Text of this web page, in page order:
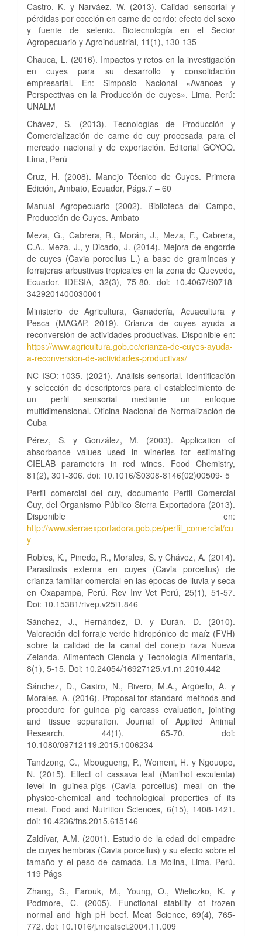
Castro, K. y Narváez, W. (2013). Calidad sensorial y
pérdidas por cocción en carne de cerdo: efecto del sexo
y fuente de selenio. Biotecnología en el Sector
Agropecuario y Agroindustrial, 11(1), 130-135
Chauca, L. (2016). Impactos y retos en la investigación
en cuyes para su desarrollo y consolidación
empresarial. En: Simposio Nacional «Avances y
Perspectivas en la Producción de cuyes». Lima. Perú:
UNALM
Chávez, S. (2013). Tecnologías de Producción y
Comercialización de carne de cuy procesada para el
mercado nacional y de exportación. Editorial GOYOQ.
Lima, Perú
Cruz, H. (2008). Manejo Técnico de Cuyes. Primera
Edición, Ambato, Ecuador, Págs.7 – 60
Manual Agropecuario (2002). Biblioteca del Campo,
Producción de Cuyes. Ambato
Meza, G., Cabrera, R., Morán, J., Meza, F., Cabrera,
C.A., Meza, J., y Dicado, J. (2014). Mejora de engorde
de cuyes (Cavia porcellus L.) a base de gramíneas y
forrajeras arbustivas tropicales en la zona de Quevedo,
Ecuador. IDESIA, 32(3), 75-80. doi: 10.4067/S0718-
3429201400030001
Ministerio de Agricultura, Ganadería, Acuacultura y
Pesca (MAGAP, 2019). Crianza de cuyes ayuda a
reconversión de actividades productivas. Disponible en:
https://www.agricultura.gob.ec/crianza-de-cuyes-ayuda-
a-reconversion-de-actividades-productivas/
NC ISO: 1035. (2021). Análisis sensorial. Identificación
y selección de descriptores para el establecimiento de
un perfil sensorial mediante un enfoque
multidimensional. Oficina Nacional de Normalización de
Cuba
Pérez, S. y González, M. (2003). Application of
absorbance values used in wineries for estimating
CIELAB parameters in red wines. Food Chemistry,
81(2), 301-306. doi: 10.1016/S0308-8146(02)00509- 5
Perfil comercial del cuy, documento Perfil Comercial
Cuy, del Organismo Público Sierra Exportadora (2013).
Disponible en:
http://www.sierraexportadora.gob.pe/perfil_comercial/cu
y
Robles, K., Pinedo, R., Morales, S. y Chávez, A. (2014).
Parasitosis externa en cuyes (Cavia porcellus) de
crianza familiar-comercial en las épocas de lluvia y seca
en Oxapampa, Perú. Rev Inv Vet Perú, 25(1), 51-57.
Doi: 10.15381/rivep.v25i1.846
Sánchez, J., Hernández, D. y Durán, D. (2010).
Valoración del forraje verde hidropónico de maíz (FVH)
sobre la calidad de la canal del conejo raza Nueva
Zelanda. Alimentech Ciencia y Tecnología Alimentaria,
8(1), 5-15. Doi: 10.24054/16927125.v1.n1.2010.442
Sánchez, D., Castro, N., Rivero, M.A., Argüello, A. y
Morales, A. (2016). Proposal for standard methods and
procedure for guinea pig carcass evaluation, jointing
and tissue separation. Journal of Applied Animal
Research, 44(1), 65-70. doi:
10.1080/09712119.2015.1006234
Tandzong, C., Mbougueng, P., Womeni, H. y Ngouopo,
N. (2015). Effect of cassava leaf (Manihot esculenta)
level in guinea-pigs (Cavia porcellus) meal on the
physico-chemical and technological properties of its
meat. Food and Nutrition Sciences, 6(15), 1408-1421.
doi: 10.4236/fns.2015.615146
Zaldívar, A.M. (2001). Estudio de la edad del empadre
de cuyes hembras (Cavia porcellus) y su efecto sobre el
tamaño y el peso de camada. La Molina, Lima, Perú.
119 Págs
Zhang, S., Farouk, M., Young, O., Wieliczko, K. y
Podmore, C. (2005). Functional stability of frozen
normal and high pH beef. Meat Science, 69(4), 765-
772. doi: 10.1016/j.meatsci.2004.11.009